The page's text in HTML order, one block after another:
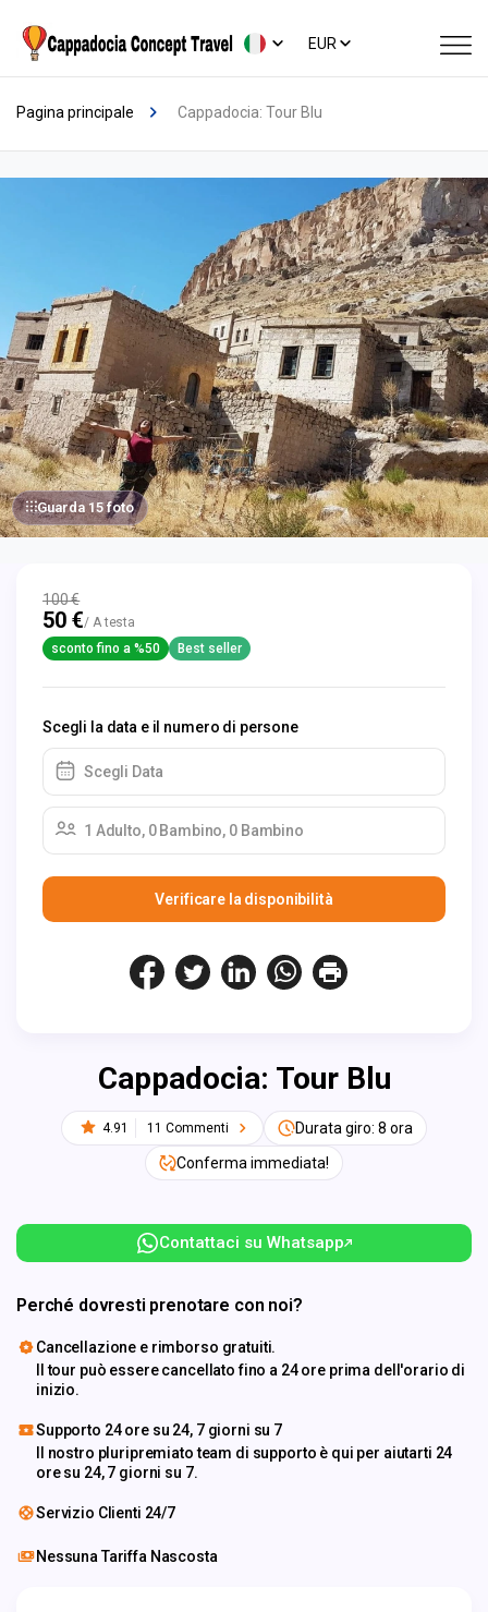
EUR
Pagina principale Cappadocia: Tour Blu
Guarda 15 foto
100 €
50 €/ A testa
sconto fino a %50
Best seller
Scegli la data e il numero di persone
Scegli Data
1 Adulto, 0 Bambino, 0 Bambino
Verificare la disponibilità
Cappadocia: Tour Blu
4.91 11 Commenti
Durata giro: 8 ora
Conferma immediata!
Contattaci su Whatsapp
Perché dovresti prenotare con noi?
Cancellazione e rimborso gratuiti.
Il tour può essere cancellato fino a 24 ore prima dell'orario di
inizio.
Supporto 24 ore su 24, 7 giorni su 7
Il nostro pluripremiato team di supporto è qui per aiutarti 24
ore su 24, 7 giorni su 7.
Servizio Clienti 24/7
Nessuna Tariffa Nascosta